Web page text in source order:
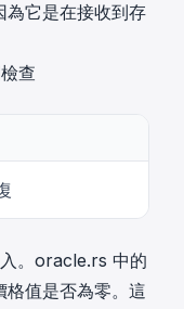
為它是在接收到存
查
。oracle.rs 中的
值是否為零。這